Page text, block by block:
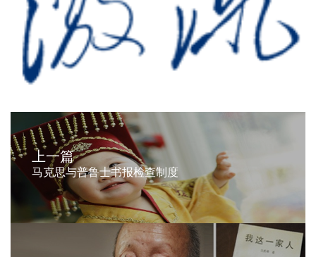
上一篇
马克思与普鲁士书报检查制度